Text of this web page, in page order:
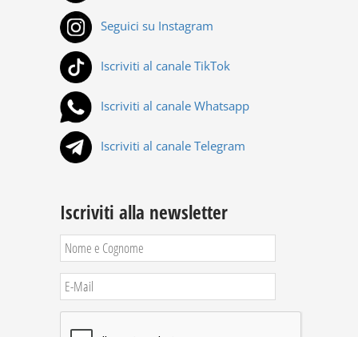
Seguici su Instagram
Iscriviti al canale TikTok
Iscriviti al canale Whatsapp
Iscriviti al canale Telegram
Iscriviti alla newsletter